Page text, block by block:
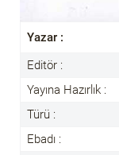
Yazar :
Editör :
Yayına Hazırlık :
Türü :
Ebadı :